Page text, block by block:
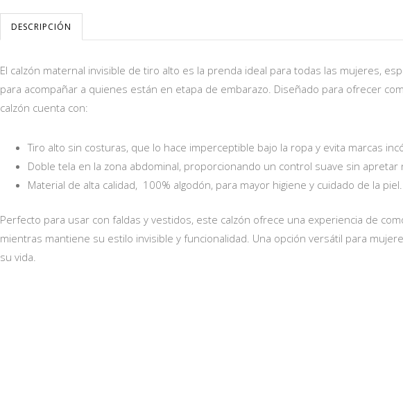
DESCRIPCIÓN
El calzón maternal invisible de tiro alto es la prenda ideal para todas las mujeres,
para acompañar a quienes están en etapa de embarazo. Diseñado para ofrecer
calzón cuenta con:
Tiro alto sin costuras, que lo hace imperceptible bajo la ropa y evita marcas
Doble tela en la zona abdominal, proporcionando un control suave sin apretar
Material de alta calidad, 100% algodón, para mayor higiene y cuidado de la piel.
Perfecto para usar con faldas y vestidos, este calzón ofrece una experiencia de
mientras mantiene su estilo invisible y funcionalidad. Una opción versátil para
su vida.